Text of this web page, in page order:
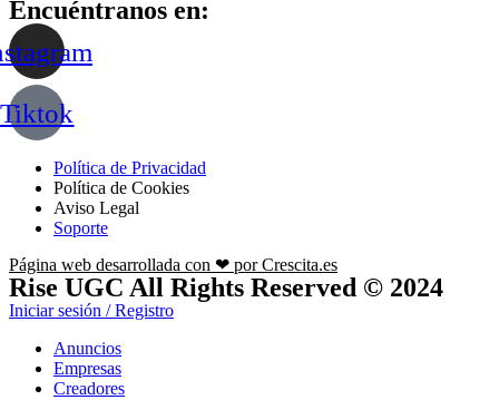
Encuéntranos en:
Tiktok
Política de Privacidad
Política de Cookies
Aviso Legal
Soporte
Página web desarrollada con ❤ por Crescita.es
Rise UGC All Rights Reserved © 2024
Iniciar sesión / Registro
Anuncios
Empresas
Creadores